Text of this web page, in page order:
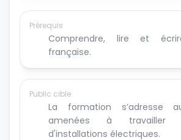
Prérequis
Comprendre, lire et
française.
Public cible
La formation s’adresse
amenées à travailler
d'installations électriques.